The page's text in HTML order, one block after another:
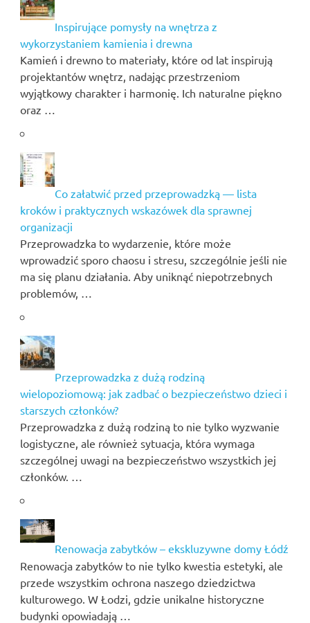
Inspirujące pomysły na wnętrza z
wykorzystaniem kamienia i drewna
Kamień i drewno to materiały, które od lat inspirują
projektantów wnętrz, nadając przestrzeniom
wyjątkowy charakter i harmonię. Ich naturalne piękno
oraz …
Co załatwić przed przeprowadzką — lista
kroków i praktycznych wskazówek dla sprawnej
organizacji
Przeprowadzka to wydarzenie, które może
wprowadzić sporo chaosu i stresu, szczególnie jeśli nie
ma się planu działania. Aby uniknąć niepotrzebnych
problemów, …
Przeprowadzka z dużą rodziną
wielopoziomową: jak zadbać o bezpieczeństwo dzieci i
starszych członków?
Przeprowadzka z dużą rodziną to nie tylko wyzwanie
logistyczne, ale również sytuacja, która wymaga
szczególnej uwagi na bezpieczeństwo wszystkich jej
członków. …
Renowacja zabytków – ekskluzywne domy Łódź
Renowacja zabytków to nie tylko kwestia estetyki, ale
przede wszystkim ochrona naszego dziedzictwa
kulturowego. W Łodzi, gdzie unikalne historyczne
budynki opowiadają …